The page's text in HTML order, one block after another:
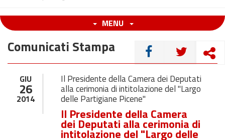
MENU
CONDIVIDI
Comunicati Stampa
GIU
26
2014
Il Presidente della Camera dei Deputati
alla cerimonia di intitolazione del "Largo
delle Partigiane Picene"
Il Presidente della Camera
dei Deputati alla cerimonia di
intitolazione del "Largo delle